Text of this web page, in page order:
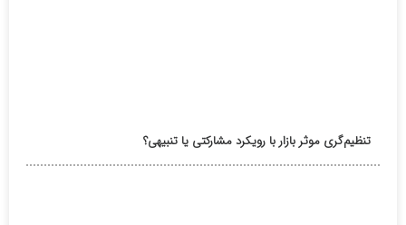
تنظیم‌گری موثر بازار با رویکرد مشارکتی یا تنبیهی؟